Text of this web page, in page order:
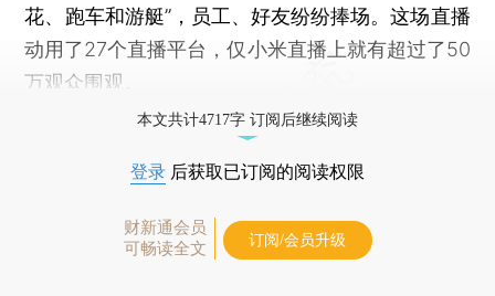
花、跑车和游艇”，员工、好友纷纷捧场。这场直播
动用了27个直播平台，仅小米直播上就有超过了50
万观众围观。
本文共计4717字 订阅后继续阅读
登录 后获取已订阅的阅读权限
财新通会员
可畅读全文
订阅/会员升级